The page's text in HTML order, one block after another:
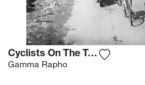
Cyclists On The Tour De France
Gamma Rapho